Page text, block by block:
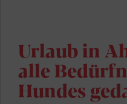
Urlaub in
alle
Hundes